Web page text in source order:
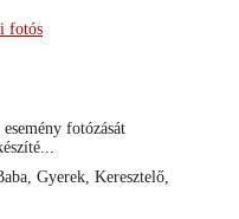
fotós
fotózását
Gyerek, Keresztelő,